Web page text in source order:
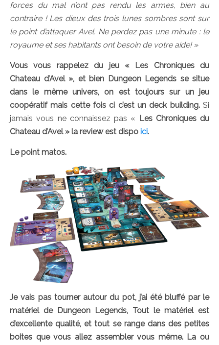
forces du mal n’ont pas rendu les armes, bien au
contraire ! Les dieux des trois lunes sombres sont sur
le point d’attaquer Avel. Ne perdez pas une minute : le
royaume et ses habitants ont besoin de votre aide! »
Vous vous rappelez du jeu « Les Chroniques du
Chateau d’Avel », et bien Dungeon Legends se situe
dans le même univers, on est toujours sur un jeu
coopératif mais cette fois ci c’est un deck building.Si
jamais vous ne connaissez pas «
Les Chroniques du
Chateau d’Avel » la review est dispo ici.
Le point matos.
Je vais pas tourner autour du pot, j’ai été bluffé par le
matériel de Dungeon Legends, Tout le matériel est
d’excellente qualité, et tout se range dans des petites
boites que vous allez assembler vous même. La ou